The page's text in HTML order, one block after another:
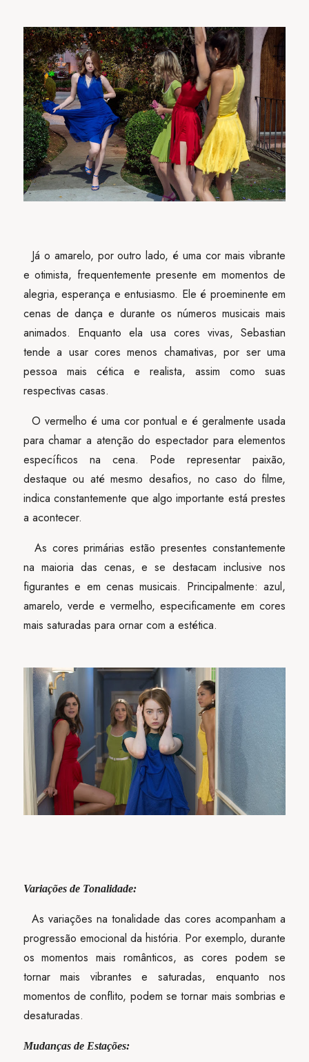
Já o amarelo, por outro lado, é uma cor mais vibrante
e otimista, frequentemente presente em momentos de
alegria, esperança e entusiasmo. Ele é proeminente em
cenas de dança e durante os números musicais mais
animados. Enquanto ela usa cores vivas, Sebastian
tende a usar cores menos chamativas, por ser uma
pessoa mais cética e realista, assim como suas
respectivas casas.
O vermelho é uma cor pontual e é geralmente usada
para chamar a atenção do espectador para elementos
específicos na cena. Pode representar paixão,
destaque ou até mesmo desafios, no caso do filme,
indica constantemente que algo importante está prestes
a acontecer.
As cores primárias estão presentes constantemente
na maioria das cenas, e se destacam inclusive nos
figurantes e em cenas musicais. Principalmente: azul,
amarelo, verde e vermelho, especificamente em cores
mais saturadas para ornar com a estética.
Variações de Tonalidade:
As variações na tonalidade das cores acompanham a
progressão emocional da história. Por exemplo, durante
os momentos mais românticos, as cores podem se
tornar mais vibrantes e saturadas, enquanto nos
momentos de conflito, podem se tornar mais sombrias e
desaturadas.
Mudanças de Estações: